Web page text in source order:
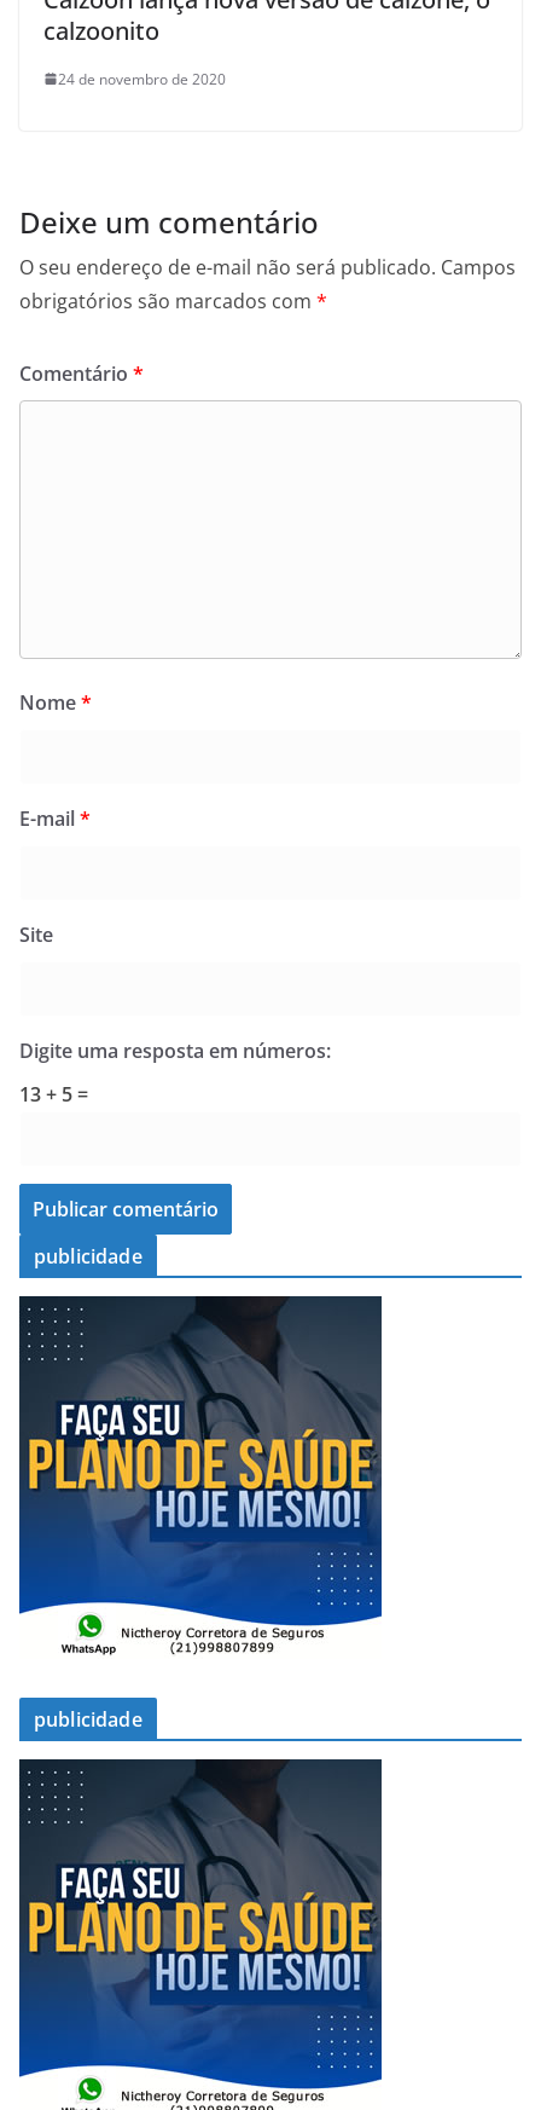
calzoonito
24 de novembro de 2020
Deixe um comentário
O seu endereço de e-mail não será publicado. Campos
obrigatórios são marcados com *
Comentário *
Nome*
E-mail*
Site
Digite uma resposta em números:
13 + 5 =
publicidade
publicidade